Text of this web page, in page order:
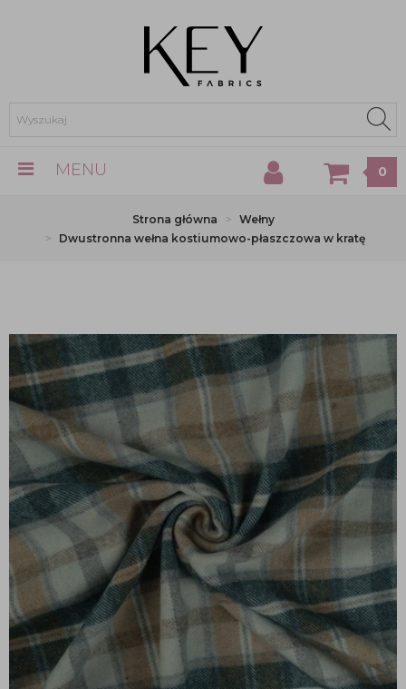
MENU 0
Strona główna
Wełny
Dwustronna wełna kostiumowo-płaszczowa w kratę